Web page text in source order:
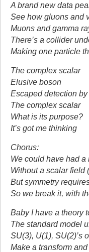
A brand new data
See how gluons and
Muons and gamma
There’s a collider
Making one particle
The complex scalar
Elusive boson
Escaped detection
The complex scalar
What is its purpose?
It’s got me thinking
Chorus:
We could have had
Without a scalar field
But symmetry
So we break it, with
Baby I have a theory
The standard model
SU(3), U(1), SU(2)’s
Make a transform